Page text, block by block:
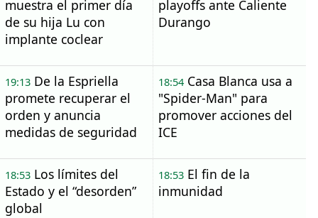
muestra el primer día
de su hija Lu con
implante coclear
playoffs ante Caliente
Durango
19:13De la Espriella
promete recuperar el
orden y anuncia
medidas de seguridad
18:54Casa Blanca usa a
"Spider-Man" para
promover acciones del
ICE
18:53Los límites del
Estado y el “desorden”
global
18:53El fin de la
inmunidad